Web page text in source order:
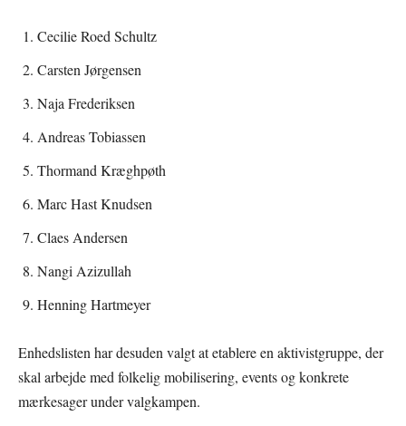
Cecilie Roed Schultz
Carsten Jørgensen
Naja Frederiksen
Andreas Tobiassen
Thormand Kræghpøth
Marc Hast Knudsen
Claes Andersen
Nangi Azizullah
Henning Hartmeyer
Enhedslisten har desuden valgt at etablere en aktivistgruppe, der
skal arbejde med folkelig mobilisering, events og konkrete
mærkesager under valgkampen.